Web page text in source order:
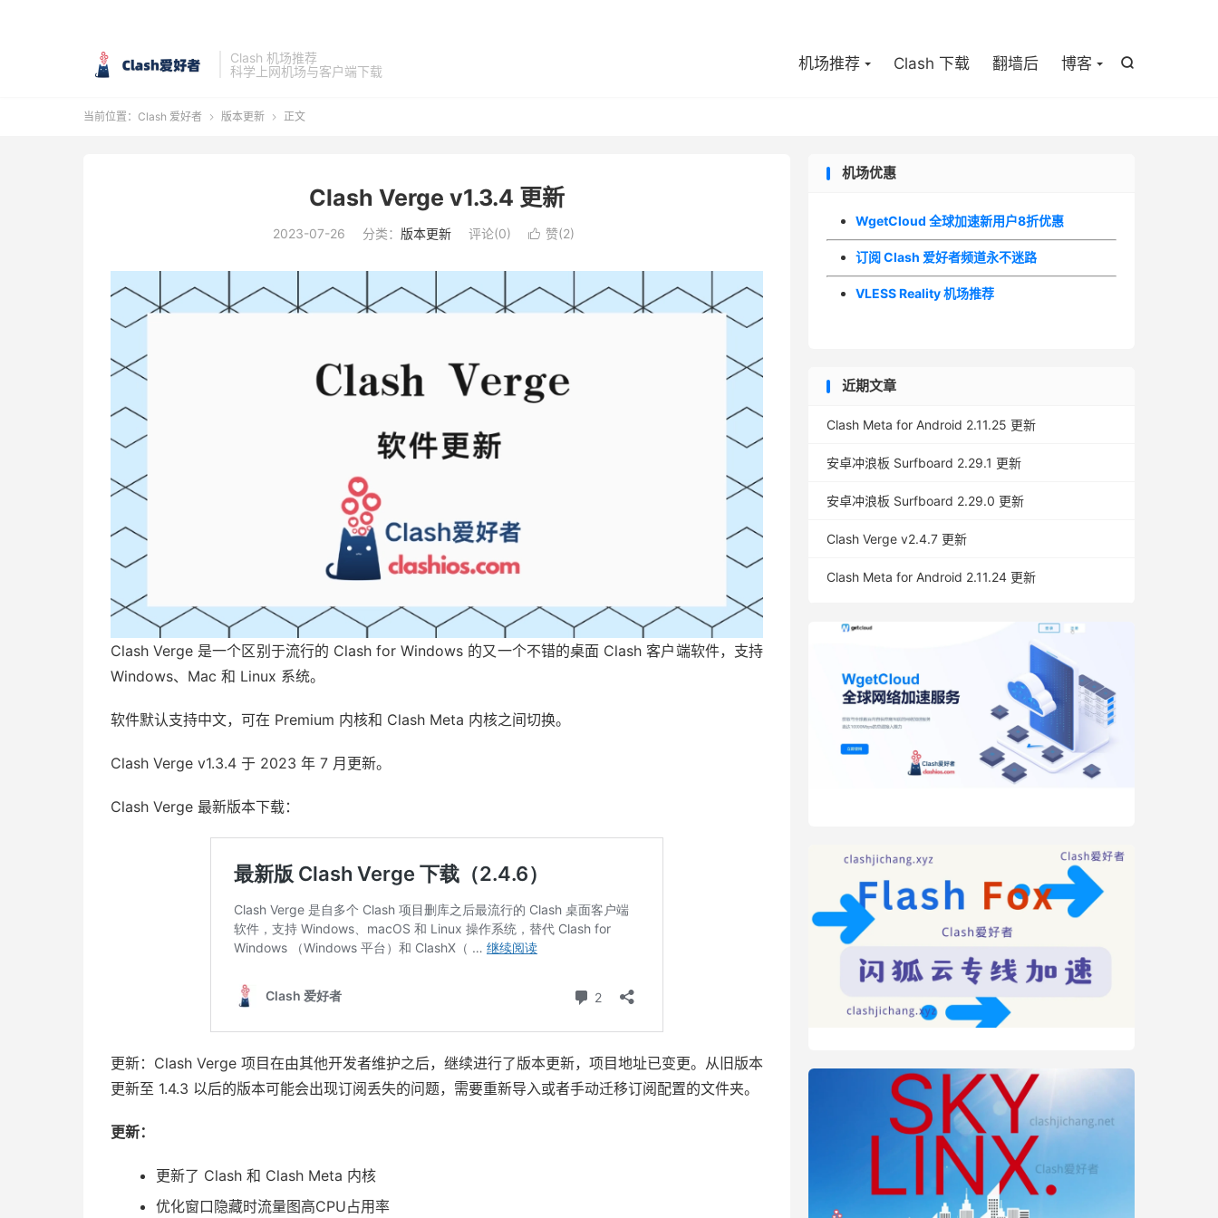
Clash 机场推荐
科学上网机场与客户端下载

机场推荐 Clash 下载 翻墙后 博客
当前位置： Clash 爱好者  版本更新  正文
Clash Verge v1.3.4 更新
2023-07-26 分类： 版本更新 评论(0)  赞(2)
Clash Verge 是一个区别于流行的 Clash for Windows 的又一个不错的桌面 Clash 客户端软件，支持
Windows、Mac 和 Linux 系统。
软件默认支持中文，可在 Premium 内核和 Clash Meta 内核之间切换。
Clash Verge v1.3.4 于 2023 年 7 月更新。
Clash Verge 最新版本下载：
更新：Clash Verge 项目在由其他开发者维护之后，继续进行了版本更新，项目地址已变更。从旧版本
更新至 1.4.3 以后的版本可能会出现订阅丢失的问题，需要重新导入或者手动迁移订阅配置的文件夹。
更新：
更新了 Clash 和 Clash Meta 内核
优化窗口隐藏时流量图高CPU占用率
机场优惠
WgetCloud 全球加速新用户8折优惠
订阅 Clash 爱好者频道永不迷路
VLESS Reality 机场推荐
近期文章
Clash Meta for Android 2.11.25 更新
安卓冲浪板 Surfboard 2.29.1 更新
安卓冲浪板 Surfboard 2.29.0 更新
Clash Verge v2.4.7 更新
Clash Meta for Android 2.11.24 更新